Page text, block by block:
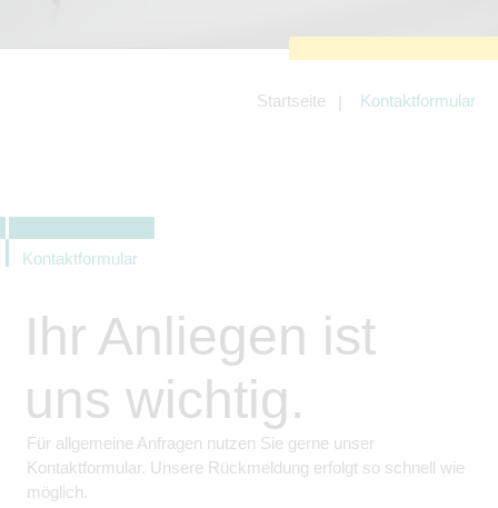
Startseite Kontaktformular
Kontaktformular
Ihr Anliegen ist
uns wichtig.
Für allgemeine Anfragen nutzen Sie gerne unser
Kontaktformular. Unsere Rückmeldung erfolgt so schnell wie
möglich.
Angebotes einschließlich der
Angeboten von z.B. Facebook und